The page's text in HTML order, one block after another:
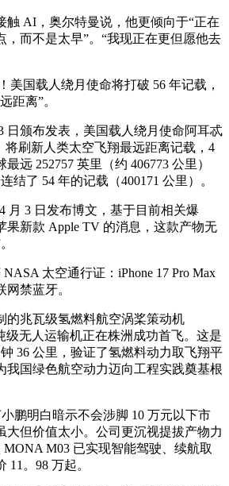
AI，奥尔特曼说，他更倾向于“正在
，而不是太早”。“我现正在更但愿他去
国载人绕月使命将打破 56 年记载，
距离”。
颁布发表，美国载人绕月使命阿耳忒
将刷新人类太空飞翔最远距离记载，4
远 252757 英里（约 406773 公里）
结了 54 年的记载（400171 公里）。
3 日发布博文，基于目前相关爆
果新款 Apple TV 的消息，这款产物无
太空通行证：iPhone 17 Pro Max
禁蓝牙。
兆瓦级氢燃料航空涡桨策动机
级无人运输机正在株洲成功首飞。这是
36 公里，验证了氢燃料动力取飞翔平
我国绿色航空动力迈向工程实践奠基根
明白暗示不会涉脚 10 万元以下市
大但价值太小。公司更沉视提拔产物力
MONA M03 已实现智能驾驶、续航取
11。98 万起。